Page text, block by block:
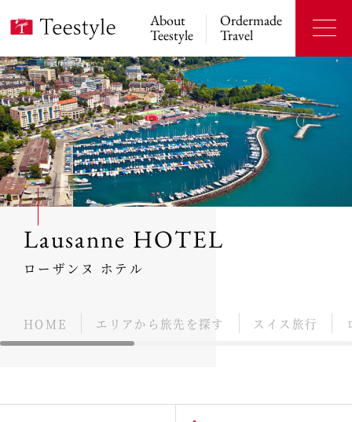
About
Teestyle
Ordermade
Travel
Lausanne HOTEL
ローザンヌ ホテル
HOME エリアから旅先を探す スイス旅行